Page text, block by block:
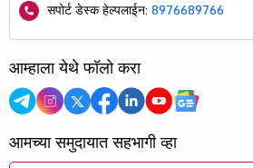
सपोर्ट डेस्क हेल्पलाईन: 8976689766
आम्हाला येथे फॉलो करा
आमच्या समुदायात सहभागी व्हा